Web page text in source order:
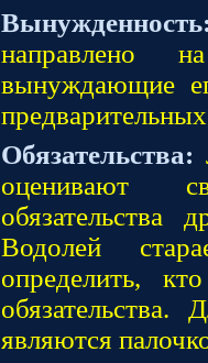
направлено
вынуждающие
предварительных
Обязательства:
оценивают
обязательства
Водолей
определить,
обязательства.
являются